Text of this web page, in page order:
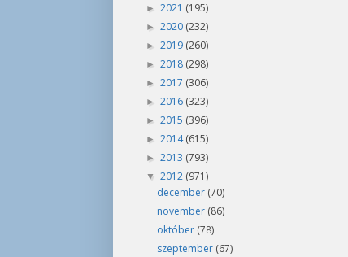
► 2021 (195)
► 2020 (232)
► 2019 (260)
► 2018 (298)
► 2017 (306)
► 2016 (323)
► 2015 (396)
► 2014(615)
► 2013 (793)
▼ 2012 (971)
december (70)
november (86)
október (78)
szeptember (67)